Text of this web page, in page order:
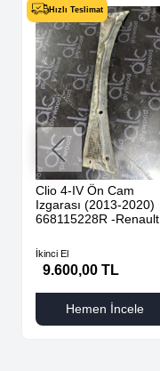
Hızlı Teslimat
Clio 4-IV Ön Cam
Izgarası (2013-2020)
668115228R -Renault
İkinci El
9.600,00 TL
Hemen İncele